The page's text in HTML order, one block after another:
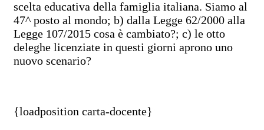
scelta educativa della famiglia italiana. Siamo al
47^ posto al mondo; b) dalla Legge 62/2000 alla
Legge 107/2015 cosa è cambiato?; c) le otto
deleghe licenziate in questi giorni aprono uno
nuovo scenario?
{loadposition carta-docente}